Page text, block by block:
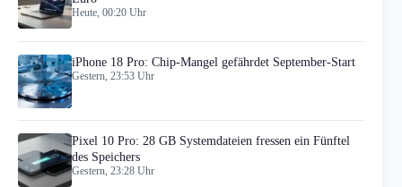
Heute, 00:20 Uhr
iPhone 18 Pro: Chip-Mangel gefährdet September-Start
Gestern, 23:53 Uhr
Pixel 10 Pro: 28 GB Systemdateien fressen ein Fünftel
des Speichers
Gestern, 23:28 Uhr